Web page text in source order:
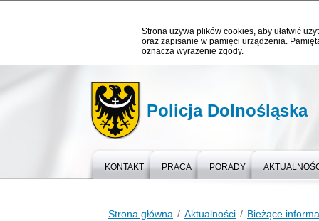
Strona używa plików cookies, aby ułatwić
oraz zapisanie w pamięci urządzenia.
oznacza wyrażenie zgody.
Policja Dolnośląska
KONTAKT PRACA PORADY
Strona główna Aktualności Bieżące